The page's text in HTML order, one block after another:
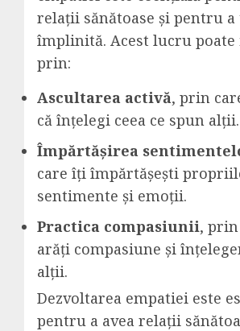
relații sănătoase și pentru
împlinită. Acest lucru poate
prin:
Ascultarea activă, prin
că înțelegi ceea ce spun alții.
Împărtășirea
care îți împărtășești
sentimente și emoții.
Practica compasiunii,
arăți compasiune și
alții.
Dezvoltarea empatiei este
pentru a avea relații